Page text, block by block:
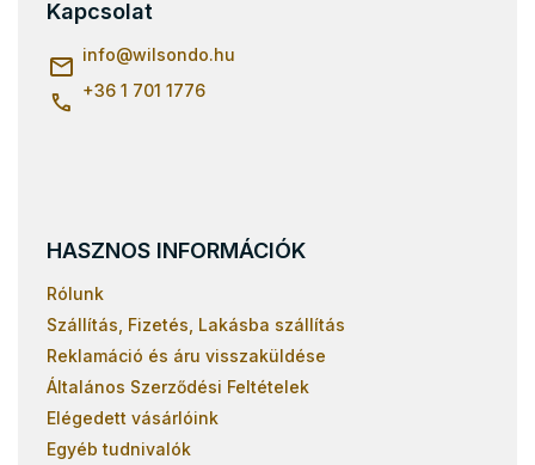
Kapcsolat
info@wilsondo.hu
+36 1 701 1776
HASZNOS INFORMÁCIÓK
Rólunk
Szállítás, Fizetés, Lakásba szállítás
Reklamáció és áru visszaküldése
Általános Szerződési Feltételek
Elégedett vásárlóink
Egyéb tudnivalók